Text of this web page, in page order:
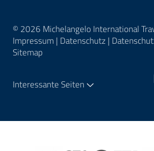
© 2026 Michelangelo International
Impressum | Datenschutz |
Sitemap
Interessante Seiten